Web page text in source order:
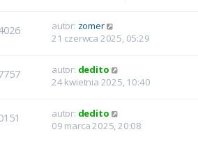
autor: zomer
21 czerwca 2025, 05:29
autor: dedito
24 kwietnia 2025, 10:40
autor: dedito
09 marca 2025, 20:08